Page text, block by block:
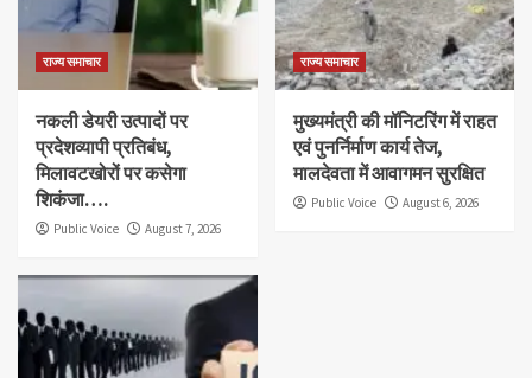
राज्य समाचार
नकली डेयरी उत्पादों पर
प्रदेशव्यापी प्रतिबंध,
मिलावटखोरों पर कसेगा
शिकंजा….
Public Voice August 7, 2026
राज्य समाचार
मुख्यमंत्री की मॉनिटरिंग में राहत
एवं पुनर्निर्माण कार्य तेज,
मालदेवता में आवागमन सुरक्षित
Public Voice August 6, 2026